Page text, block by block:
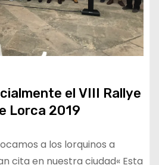
el VIII Rallye
Lorca 2019
a los lorquinos a
cita en nuestra ciudad« Esta